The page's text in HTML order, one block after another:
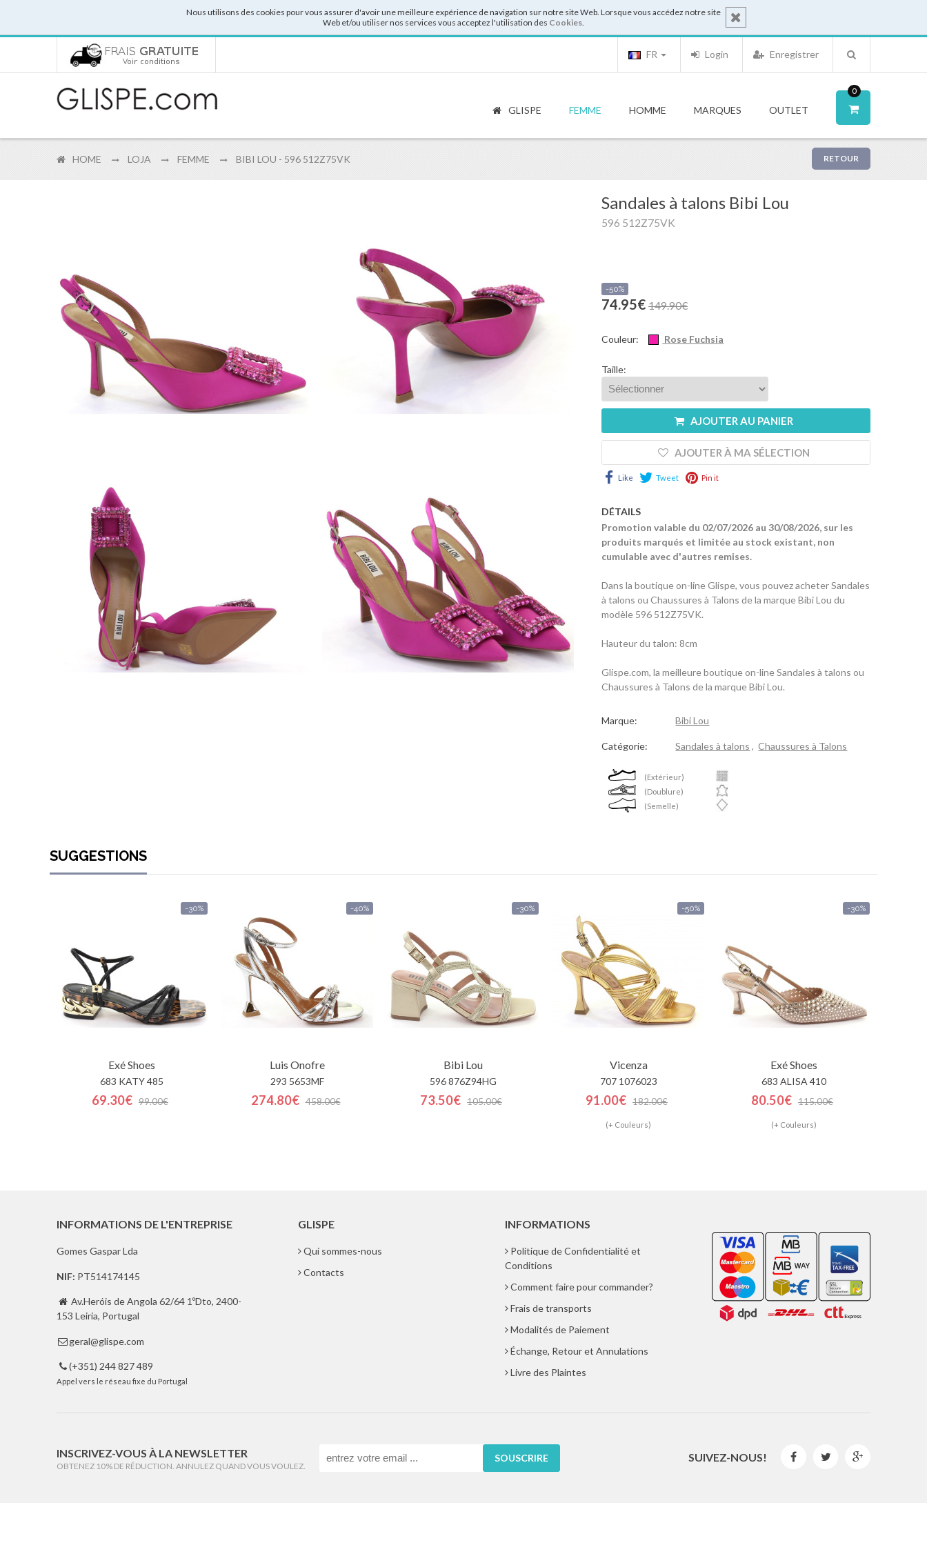
Nous utilisons des cookies pour vous assurer d'avoir une meilleure expérience de navigation sur notre site Web. Lorsque vous accédez notre site
Web et/ou utiliser nos services vous acceptez l'utilisation des Cookies.
Enregistrer
Login
FR
0
GLISPE FEMME HOMME MARQUES OUTLET
RETOUR
HOME LOJA FEMME BIBI LOU - 596 512Z75VK
Sandales à talons Bibi Lou
596 512Z75VK
-50%
74.95€ 149.90€
Couleur: Rose Fuchsia
Taille:
AJOUTER AU PANIER
AJOUTER À MA SÉLECTION
Like Tweet Pin it
DÉTAILS
Promotion valable du 02/07/2026 au 30/08/2026, sur les
produits marqués et limitée au stock existant, non
cumulable avec d'autres remises.
Dans la boutique on-line Glispe, vous pouvez acheter Sandales
à talons ou Chaussures à Talons de la marque Bibi Lou du
modèle 596 512Z75VK.
Hauteur du talon: 8cm
Glispe.com, la meilleure boutique on-line Sandales à talons ou
Chaussures à Talons de la marque Bibi Lou.
Marque: Bibi Lou
Catégorie: Sandales à talons ,Chaussures à Talons
(Extérieur)
(Doublure)
(Semelle)
SUGGESTIONS
-30%
Exé Shoes
683 KATY 485
69.30€ 99.00€
-40%
Luis Onofre
293 5653MF
274.80€ 458.00€
-30%
Bibi Lou
596 876Z94HG
73.50€ 105.00€
-50%
Vicenza
707 1076023
91.00€ 182.00€
(+ Couleurs)
-30%
Exé Shoes
683 ALISA 410
80.50€ 115.00€
(+ Couleurs)
INFORMATIONS DE L'ENTREPRISE
Gomes Gaspar Lda
NIF: PT514174145
 Av.Heróis de Angola 62/64 1ºDto, 2400-
153 Leiria, Portugal
 geral@glispe.com
 (+351) 244 827 489
Appel vers le réseau fixe du Portugal
GLISPE
Qui sommes-nous
Contacts
INFORMATIONS
Politique de Confidentialité et
Conditions
Comment faire pour commander?
Frais de transports
Modalités de Paiement
Échange, Retour et Annulations
Livre des Plaintes
INSCRIVEZ-VOUS À LA NEWSLETTER
OBTENEZ 10% DE RÉDUCTION. ANNULEZ QUAND VOUS VOULEZ.
SOUSCRIRE SUIVEZ-NOUS!   